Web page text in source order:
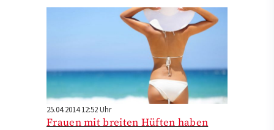
25.04.2014 12:52 Uhr
Frauen mit breiten Hüften haben